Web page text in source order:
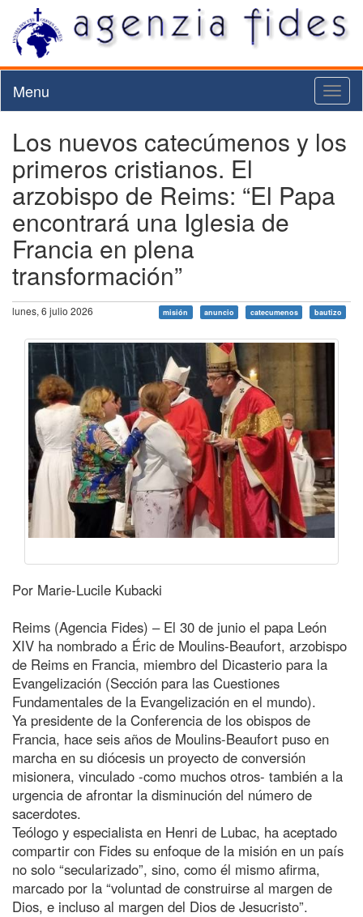
Menu
Los nuevos catecúmenos y los
primeros cristianos. El
arzobispo de Reims: “El Papa
encontrará una Iglesia de
Francia en plena
transformación”
lunes, 6 julio 2026 misión anuncio catecumenos bautizo
Por Marie-Lucile Kubacki
Reims (Agencia Fides) – El 30 de junio el papa León
XIV ha nombrado a Éric de Moulins-Beaufort, arzobispo
de Reims en Francia, miembro del Dicasterio para la
Evangelización (Sección para las Cuestiones
Fundamentales de la Evangelización en el mundo).
Ya presidente de la Conferencia de los obispos de
Francia, hace seis años de Moulins-Beaufort puso en
marcha en su diócesis un proyecto de conversión
misionera, vinculado -como muchos otros- también a la
urgencia de afrontar la disminución del número de
sacerdotes.
Teólogo y especialista en Henri de Lubac, ha aceptado
compartir con Fides su enfoque de la misión en un país
no solo “secularizado”, sino, como él mismo afirma,
marcado por la “voluntad de construirse al margen de
Dios, e incluso al margen del Dios de Jesucristo”.